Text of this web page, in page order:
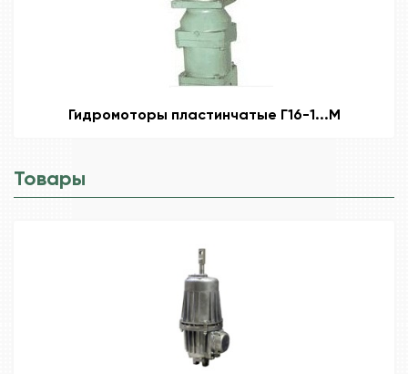
Гидромоторы пластинчатые Г16-1...М
Товары